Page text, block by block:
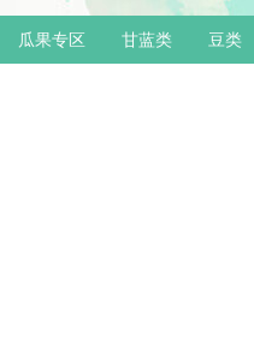
瓜果专区 甘蓝类 豆类